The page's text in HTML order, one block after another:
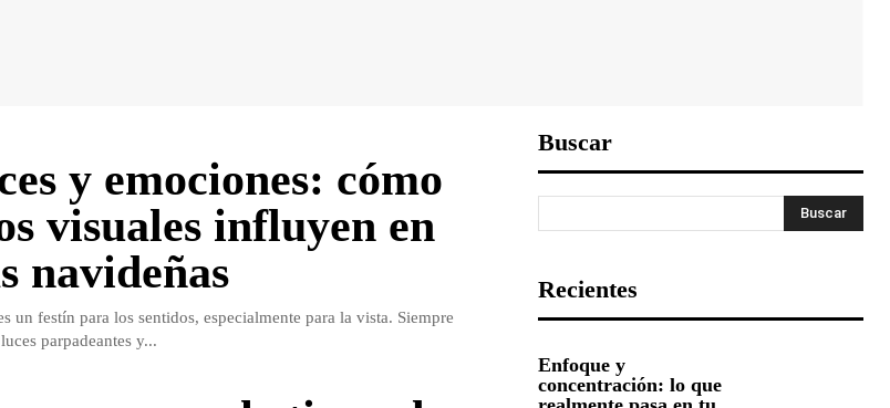
y emociones: cómo
visuales influyen en
navideñas
un festín para los sentidos, especialmente para la vista. Siempre
parpadeantes y...
Buscar
Buscar
Recientes
Enfoque y
concentración: lo que